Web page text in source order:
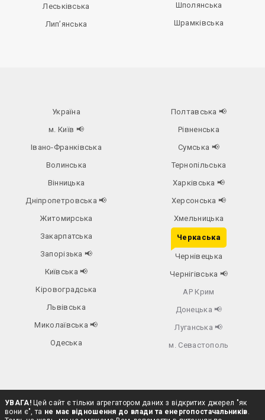
Леськівська
Лип’янська
Шполянська
Шрамківська
Україна
м. Київ 📢
Івано-Франківська
Волинська
Вінницька
Дніпропетровська📢
Житомирська
Закарпатська
Запорізька 📢
Київська📢
Кіровоградська
Львівська
Миколаївська📢
Одеська
Полтавська 📢
Рівненська
Сумська 📢
Тернопільська
Харківська 📢
Херсонська 📢
Хмельницька
Черкаська
Чернівецька
Чернігівська 📢
АР Крим
Донецька 📢
Луганська 📢
м. Севастополь
УВАГА!Цей сайт є тільки агрегатором даних з відкритих джерел "як
вони є", та не має відношення до влади та енергопостачальників.